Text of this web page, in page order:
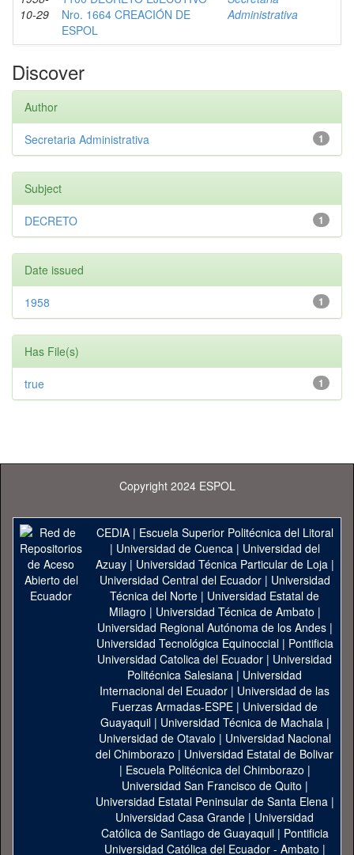
10-29
Nro. 1664 CREACIÓN DE
ESPOL
Administrativa
Discover
Author
1
Secretaria Administrativa
Subject
1
DECRETO
Date issued
1
1958
Has File(s)
1
true
Copyright 2024 ESPOL
CEDIA| Escuela Superior Politécnica del Litoral
| Universidad de Cuenca| Universidad del
Azuay| Universidad Técnica Particular de Loja|
Universidad Central del Ecuador| Universidad
Técnica del Norte | Universidad Estatal de
Milagro | Universidad Técnica de Ambato |
Universidad Regional Autónoma de los Andes|
Universidad Tecnológica Equinoccial| Pontificia
Universidad Catolica del Ecuador | Universidad
Politécnica Salesiana | Universidad
Internacional del Ecuador | Universidad de las
Fuerzas Armadas-ESPE | Universidad de
Guayaquil| Universidad Técnica de Machala|
Universidad de Otavalo | Universidad Nacional
del Chimborazo | Universidad Estatal de Bolivar
| Escuela Politécnica del Chimborazo |
Universidad San Francisco de Quito |
Universidad Estatal Peninsular de Santa Elena|
Universidad Casa Grande | Universidad
Católica de Santiago de Guayaquil| Pontificia
Universidad Católica del Ecuador - Ambato |